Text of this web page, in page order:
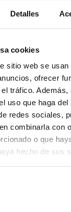
Detalles
cookies
sitio web se
ofrecer
tráfico. Además,
uso que haga del
redes sociales,
combinarla con
o que
hecho de sus
MAGIC 2026
anuncia UN
proyecto
de
el proyecto
Investigadora
Acosta. Los temas
hasta el